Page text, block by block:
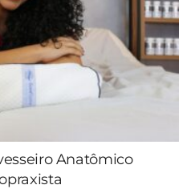
Anatômico